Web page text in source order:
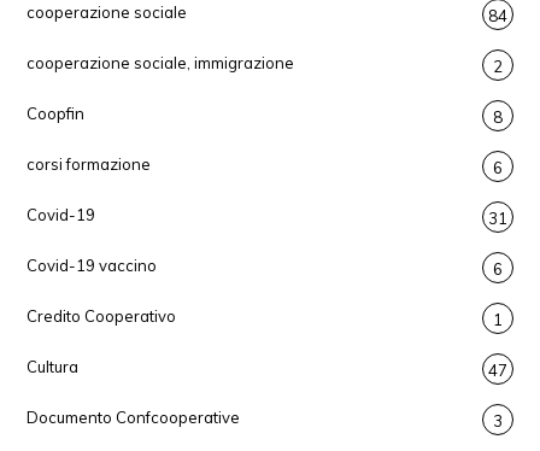
cooperazione sociale 84
cooperazione sociale, immigrazione 2
Coopfin 8
corsi formazione 6
Covid-19 31
Covid-19 vaccino 6
Credito Cooperativo 1
Cultura 47
Documento Confcooperative 3